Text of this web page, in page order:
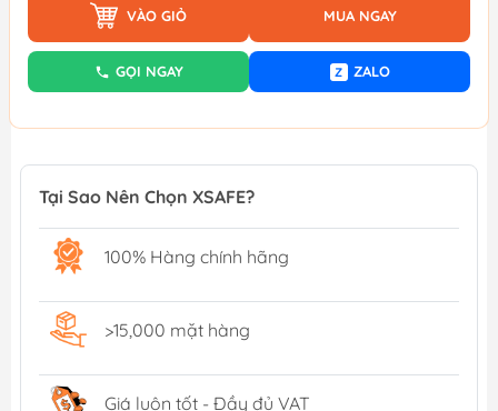
VÀO GIỎ MUA NGAY
GỌI NGAY Z ZALO
Tại Sao Nên Chọn XSAFE?
100% Hàng chính hãng
>15,000 mặt hàng
Giá luôn tốt - Đầy đủ VAT